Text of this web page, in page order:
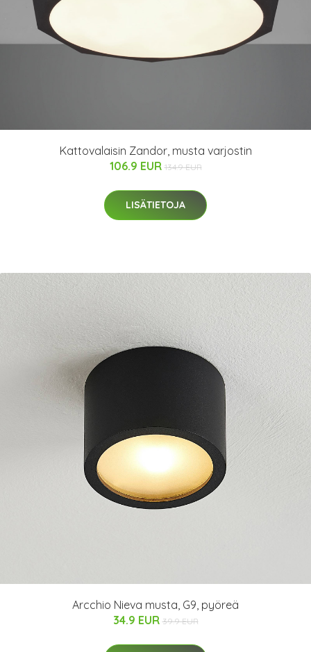
Kattovalaisin Zandor, musta varjostin
106.9 EUR 134.9 EUR
LISÄTIETOJA
Arcchio Nieva musta, G9, pyöreä
34.9 EUR 39.9 EUR